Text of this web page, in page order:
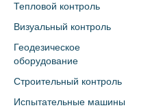
Тепловой контроль
Визуальный контроль
Геодезическое
оборудование
Строительный контроль
Испытательные машины